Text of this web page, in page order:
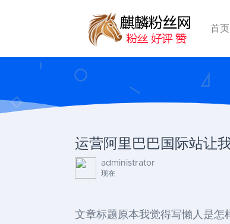
首页
运营阿里巴巴国际站让
administrator
现在
文章标题原本我觉得写懶人是怎